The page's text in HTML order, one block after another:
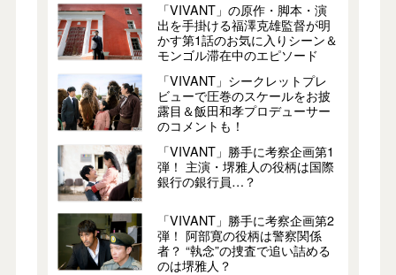
「VIVANT」の原作・脚本・演
出を手掛ける福澤克雄監督が明
かす第1話のお気に入りシーン＆
モンゴル滞在中のエピソード
「VIVANT」シークレットプレ
ビューで圧巻のスケールをお披
露目＆飯田和孝プロデューサー
のコメントも！
「VIVANT」勝手に考察企画第1
弾！ 主演・堺雅人の役柄は国際
銀行の銀行員…？
「VIVANT」勝手に考察企画第2
弾！ 阿部寛の役柄は警察関係
者？ “執念”の捜査で追い詰める
のは堺雅人？